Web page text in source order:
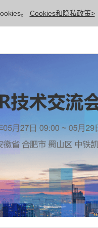
。 Cookies和隐私政策>